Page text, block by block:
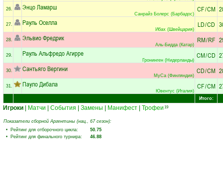
26. Энцо Ламарш
Санрайз Болерс (Барбадос)
CF/CM
27. Рауль Оселла
Ибах (Швейцария)
LD/CD
28. Эльвио Фредрик
Аль-Бидда (Катар)
RM/RF
29. Рауль Альфредо Агирре
Гронинген (Нидерланды)
CM/CD
30. Сантьяго Вергини
МуСа (Финляндия)
CD/CM
31. Пауло Дибала
Ювентус (Италия)
CF/CM
Итого:
Игроки Матчи События Замены Манифест Трофеи 19
Показатели сборной Аргентины (нац., 67 сезон):
• Рейтинг для отборочного цикла:
50.75
• Рейтинг для финального турнира:
46.88